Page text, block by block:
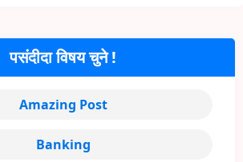
पसंदीदा विषय चुने !
Amazing Post
Banking